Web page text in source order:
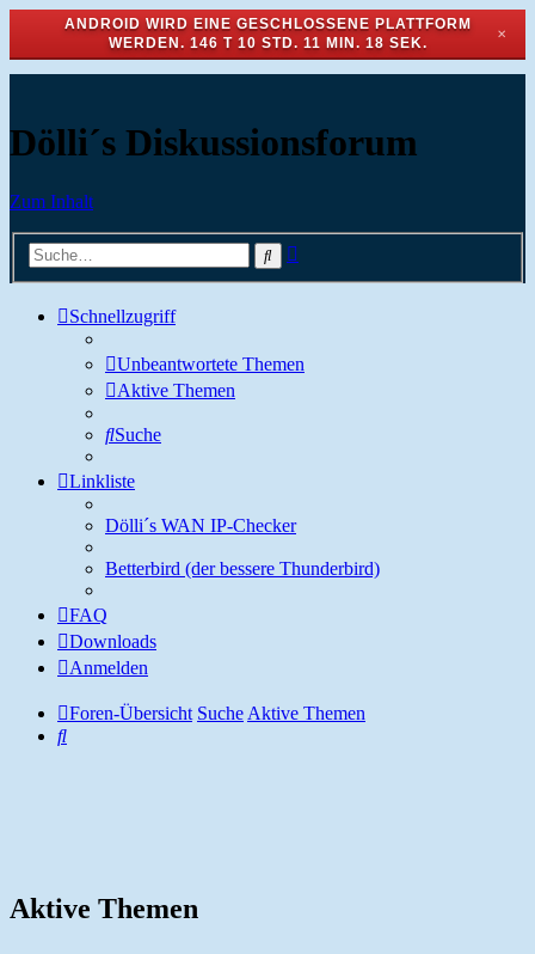
ANDROID WIRD EINE GESCHLOSSENE PLATTFORM
WERDEN. 146 T 10 STD. 11 MIN. 18 SEK.
✕
Dölli´s Diskussionsforum
Zum Inhalt
Suche
Schnellzugriff
Unbeantwortete Themen
Aktive Themen
Suche
Linkliste
Dölli´s WAN IP-Checker
Betterbird (der bessere Thunderbird)
FAQ
Downloads
Anmelden
Foren-Übersicht SucheAktive Themen
Suche
Aktive Themen